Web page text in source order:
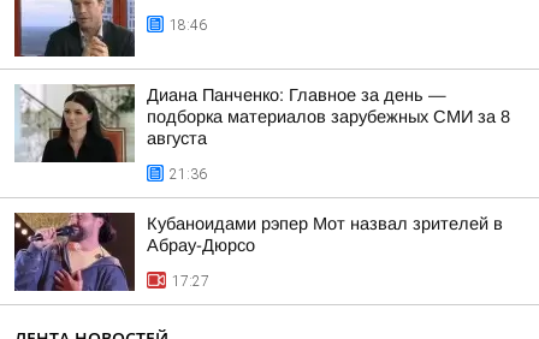
18:46
Диана Панченко: Главное за день —
подборка материалов зарубежных СМИ за 8
августа
21:36
Кубаноидами рэпер Мот назвал зрителей в
Абрау-Дюрсо
17:27